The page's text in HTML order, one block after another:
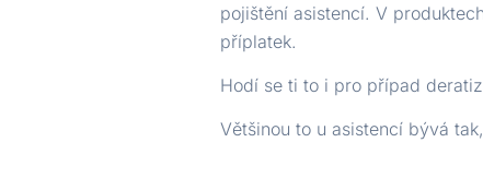
pojištění asistencí. V
příplatek.
Hodí se ti to i pro případ
Většinou to u asistencí bývá